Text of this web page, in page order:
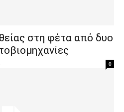
στη φέτα από δυο
0